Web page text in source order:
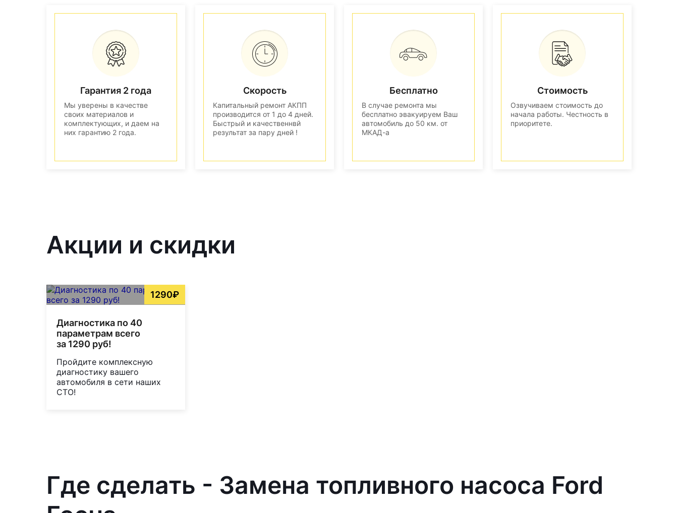
Гарантия 2 года
Мы уверены в качестве
своих материалов и
комплектующих, и даем на
них гарантию 2 года.
Скорость
Капитальный ремонт АКПП
производится от 1 до 4 дней.
Быстрый и качественнвй
результат за пару дней !
Бесплатно
В случае ремонта мы
бесплатно эвакуируем Ваш
автомобиль до 50 км. от
МКАД-а
Стоимость
Озвучиваем стоимость до
начала работы. Честность в
приоритете.
Акции и скидки
1290₽
Диагностика по 40
параметрам всего
за 1290 руб!
Пройдите комплексную
диагностику вашего
автомобиля в сети наших
СТО!
Где сделать - Замена топливного насоса Ford